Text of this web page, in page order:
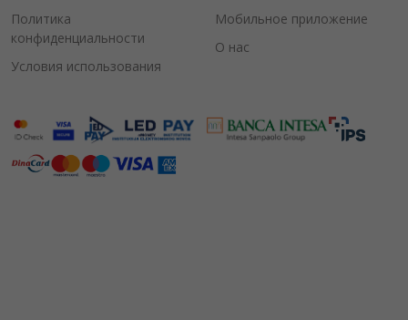
Политика
конфиденциальности
Условия использования
Мобильное приложение
О нас